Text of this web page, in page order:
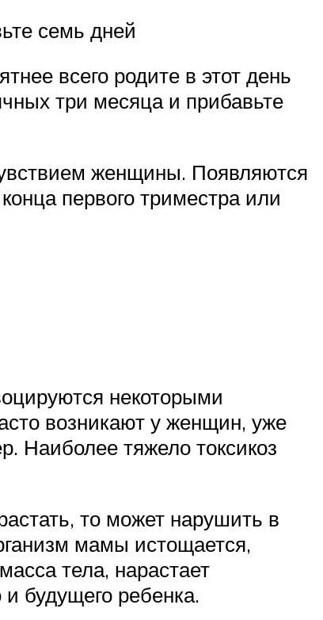
семь дней
всего родите в этот день
три месяца и прибавьте
женщины. Появляются
первого триместра или
некоторыми
возникают у женщин, уже
Наиболее тяжело токсикоз
то может нарушить в
мамы истощается,
тела, нарастает
будущего ребенка.